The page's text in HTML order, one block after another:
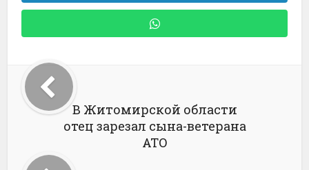
В Житомирской области
отец зарезал сына-ветерана
АТО